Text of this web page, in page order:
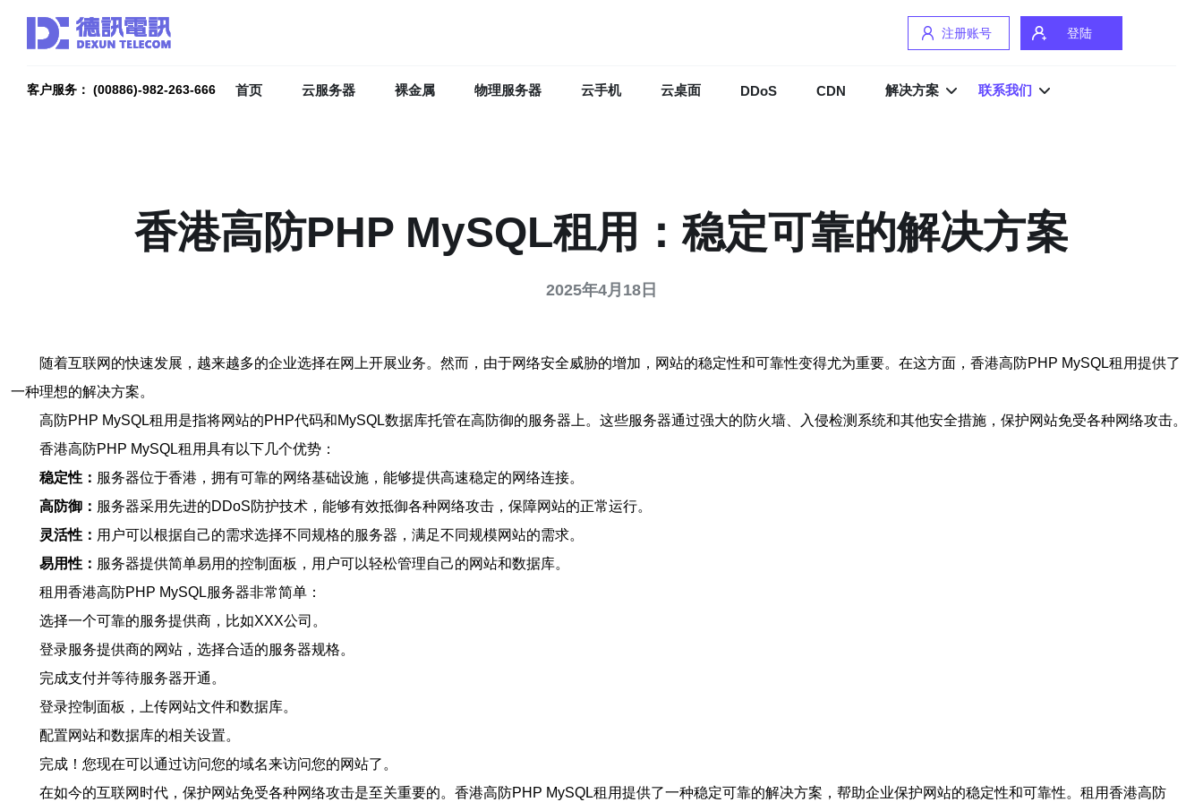
注册账号 登陆
客户服务： (00886)-982-263-666 首页 云服务器 裸金属 物理服务器 云手机 云桌面 DDoS CDN 解决方案 联系我们
香港高防PHP MySQL租用：稳定可靠的解决方案
2025年4月18日
随着互联网的快速发展，越来越多的企业选择在网上开展业务。然而，由于网络安全威胁的增加，网站的稳定性和可靠性变得尤为重要。在这方面，香港高防PHP MySQL租用提供了
一种理想的解决方案。
高防PHP MySQL租用是指将网站的PHP代码和MySQL数据库托管在高防御的服务器上。这些服务器通过强大的防火墙、入侵检测系统和其他安全措施，保护网站免受各种网络攻击。
香港高防PHP MySQL租用具有以下几个优势：
稳定性： 服务器位于香港，拥有可靠的网络基础设施，能够提供高速稳定的网络连接。
高防御： 服务器采用先进的DDoS防护技术，能够有效抵御各种网络攻击，保障网站的正常运行。
灵活性： 用户可以根据自己的需求选择不同规格的服务器，满足不同规模网站的需求。
易用性： 服务器提供简单易用的控制面板，用户可以轻松管理自己的网站和数据库。
租用香港高防PHP MySQL服务器非常简单：
选择一个可靠的服务提供商，比如XXX公司。
登录服务提供商的网站，选择合适的服务器规格。
完成支付并等待服务器开通。
登录控制面板，上传网站文件和数据库。
配置网站和数据库的相关设置。
完成！您现在可以通过访问您的域名来访问您的网站了。
在如今的互联网时代，保护网站免受各种网络攻击是至关重要的。香港高防PHP MySQL租用提供了一种稳定可靠的解决方案，帮助企业保护网站的稳定性和可靠性。租用香港高防